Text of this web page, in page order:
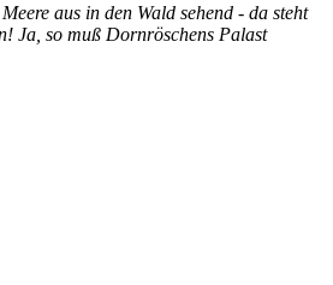
aus in den Wald sehend - da steht
! Ja, so muß Dornröschens Palast